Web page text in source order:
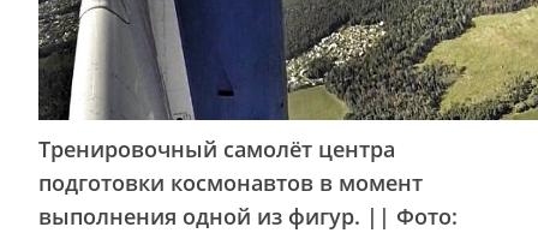
Тренировочный самолёт центра
подготовки космонавтов в момент
выполнения одной из фигур. || Фото: